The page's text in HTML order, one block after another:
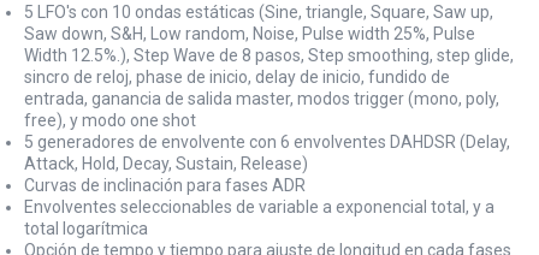
5 LFO's con 10 ondas estáticas (Sine, triangle, Square, Saw up,
Saw down, S&H, Low random, Noise, Pulse width 25%, Pulse
Width 12.5%.), Step Wave de 8 pasos, Step smoothing, step glide,
sincro de reloj, phase de inicio, delay de inicio, fundido de
entrada, ganancia de salida master, modos trigger (mono, poly,
free), y modo one shot
5 generadores de envolvente con 6 envolventes DAHDSR (Delay,
Attack, Hold, Decay, Sustain, Release)
Curvas de inclinación para fases ADR
Envolventes seleccionables de variable a exponencial total, y a
total logarítmica
Opción de tempo y tiempo para ajuste de longitud en cada fases